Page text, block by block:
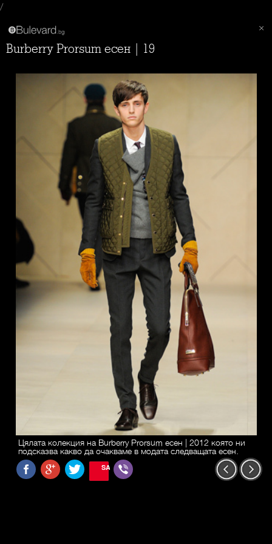
/
Burberry Prorsum есен | 19
Цялата колекция на Burberry Prorsum есен | 2012 която ни
подсказва какво да очакваме в модата следващата есен.
SAVE